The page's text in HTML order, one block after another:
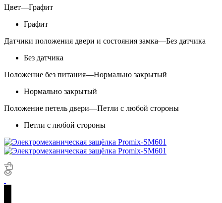
Цвет—Графит
Графит
Датчики положения двери и состояния замка—Без датчика
Без датчика
Положение без питания—Нормально закрытый
Нормально закрытый
Положение петель двери—Петли с любой стороны
Петли с любой стороны